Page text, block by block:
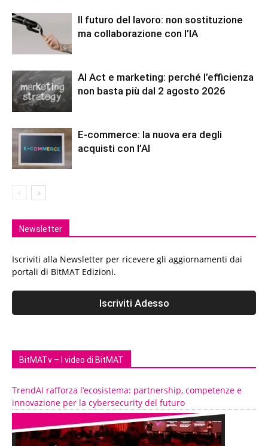
Il futuro del lavoro: non sostituzione
ma collaborazione con l’IA
AI Act e marketing: perché l’efficienza
non basta più dal 2 agosto 2026
E-commerce: la nuova era degli
acquisti con l’AI
Newsletter
Iscriviti alla Newsletter per ricevere gli aggiornamenti dai
portali di BitMAT Edizioni.
BitMATv – I video di BitMAT
TrendAI rafforza l’ecosistema: partnership, competenze e
innovazione per la cybersecurity del futuro